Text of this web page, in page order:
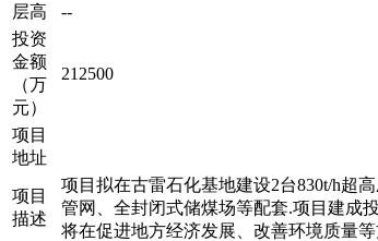
层高 --
投资
金额
（万
元）
212500
项目
地址
项目
描述
项目拟在古雷石化基地建设2台830t/h超
管网、全封闭式储煤场等配套.项目建成
将在促进地方经济发展、改善环境质量